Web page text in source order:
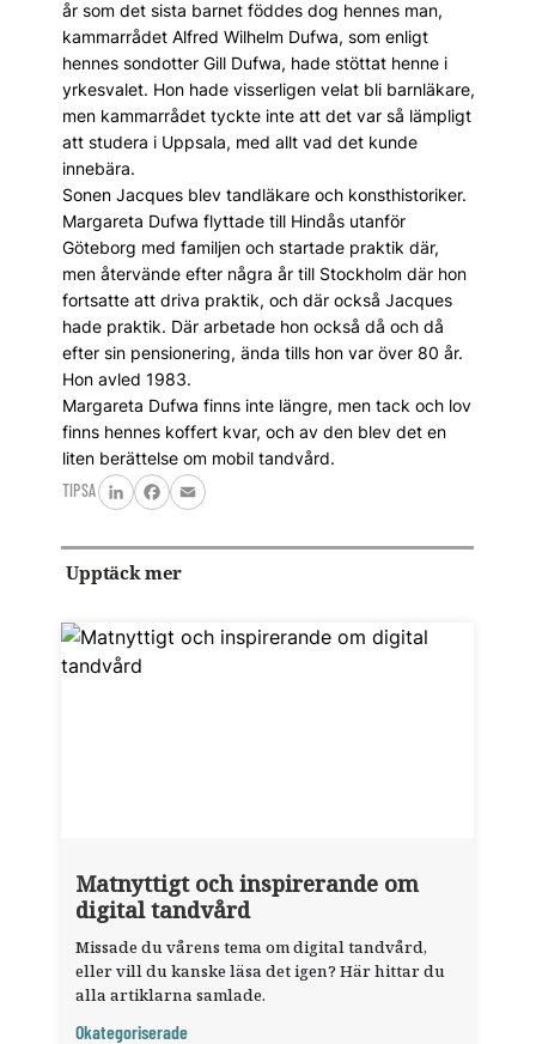
år som det sista barnet föddes dog hennes man,
kammarrådet Alfred Wilhelm Dufwa, som enligt
hennes sondotter Gill Dufwa, hade stöttat henne i
yrkesvalet. Hon hade visserligen velat bli barnläkare,
men kammarrådet tyckte inte att det var så lämpligt
att studera i Uppsala, med allt vad det kunde
innebära.
Sonen Jacques blev tandläkare och konsthistoriker.
Margareta Dufwa flyttade till Hindås utanför
Göteborg med familjen och startade praktik där,
men återvände efter några år till Stockholm där hon
fortsatte att driva praktik, och där också Jacques
hade praktik. Där arbetade hon också då och då
efter sin pensionering, ända tills hon var över 80 år.
Hon avled 1983.
Margareta Dufwa finns inte längre, men tack och lov
finns hennes koffert kvar, och av den blev det en
liten berättelse om mobil tandvård.
TIPSA
LinkedInFacebook
Email
Upptäck mer
Matnyttigt och inspirerande om
digital tandvård
Missade du vårens tema om digital tandvård,
eller vill du kanske läsa det igen? Här hittar du
alla artiklarna samlade.
Okategoriserade